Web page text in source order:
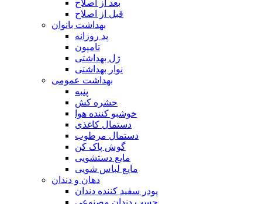
بعد از اصلاح
قبل از اصلاح
بهداشت بانوان
پد روزانه
تامپون
ژل بهداشتی
نوار بهداشتی
بهداشت عمومی
پنبه
حشره کش
خوشبو کننده هوا
دستمال کاغذی
دستمال مرطوب
گوش پاک کن
مایع دستشویی
مایع لباس شویی
دهان و دندان
پودر سفید کننده دندان
چسب دندان مصنوعی